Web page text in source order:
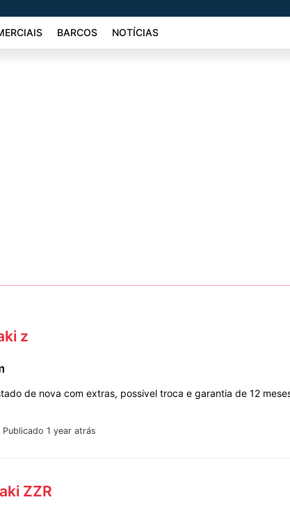
BARCOS NOTÍCIAS
z
Publicado 1 year atrás
de nova com extras, possivel troca e garantia de 12
ZZR